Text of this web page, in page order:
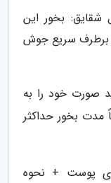
بخور این
برطرف سریع جوش
صورت خود را به
مدت بخور حداکثر
پوست + نحوه